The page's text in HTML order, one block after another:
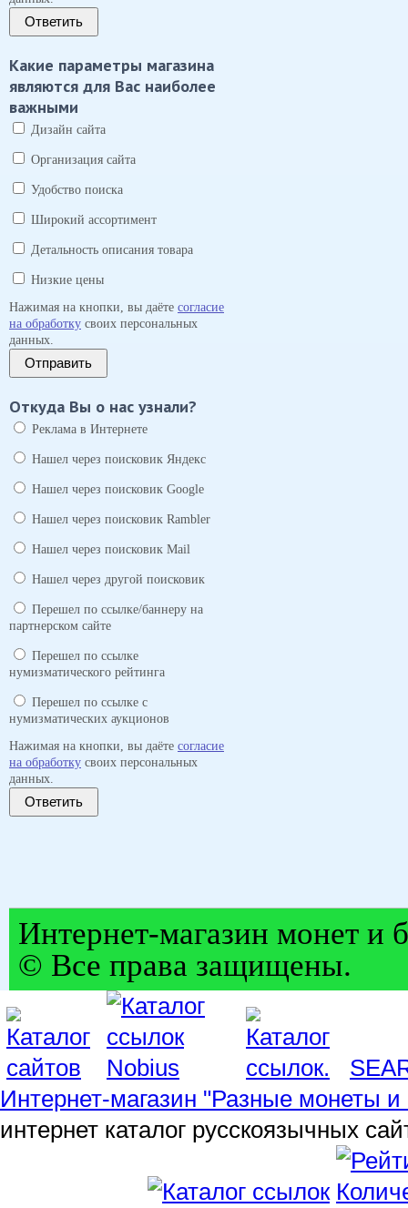
Ответить
Какие параметры магазина
являются для Вас наиболее
важными
Дизайн сайта
Организация сайта
Удобство поиска
Широкий ассортимент
Детальность описания товара
Низкие цены
Нажимая на кнопки, вы даёте согласие
на обработку своих персональных
данных.
Отправить
Откуда Вы о нас узнали?
Реклама в Интернете
Нашел через поисковик Яндекс
Нашел через поисковик Google
Нашел через поисковик Rambler
Нашел через поисковик Mail
Нашел через другой поисковик
Перешел по ссылке/баннеру на
партнерском сайте
Перешел по ссылке
нумизматического рейтинга
Перешел по ссылке с
нумизматических аукционов
Нажимая на кнопки, вы даёте согласие
на обработку своих персональных
данных.
Ответить
Интернет-магазин монет и
© Все права защищены.
Интернет-магазин "Разные монеты и
интернет каталог русскоязычных